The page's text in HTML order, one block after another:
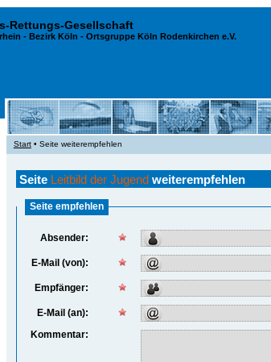
Rettungs-Gesellschaft
- Bezirk Köln - Ortsgruppe Köln Rodenkirchen e.V.
Start• Seite weiterempfehlen
Seite Leitbild der Jugend weiterempfehlen
Seite empfehlen
Absender:
E-Mail (von):
Empfänger:
E-Mail (an):
Kommentar: